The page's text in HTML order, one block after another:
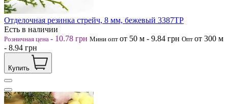
Отделочная резинка стрейч, 8 мм, бежевый 3387ТР
Есть в наличии
Розничная цена - 10.78 грн Мини опт от 50 м - 9.84 грн Опт от 300 м
- 8.94 грн
Купить